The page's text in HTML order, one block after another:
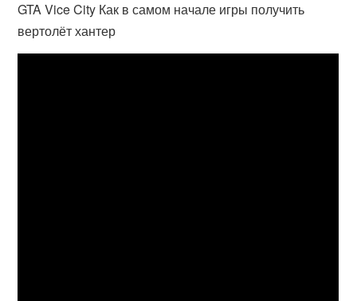
GTA Vice City Как в самом начале игры получить
вертолёт хантер